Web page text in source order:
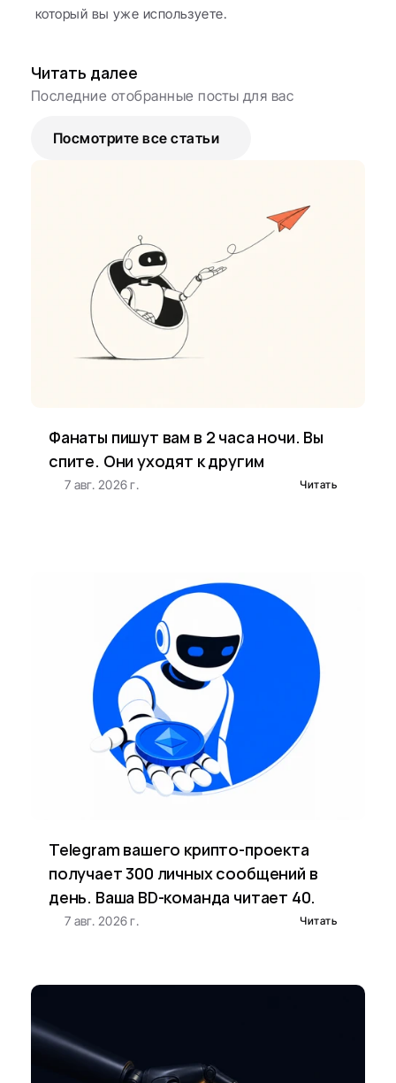
который вы уже используете.
Читать далее
Последние отобранные посты для вас
Посмотрите все статьи
Фанаты пишут вам в 2 часа ночи. Вы
спите. Они уходят к другим
7 авг. 2026 г. Читать
Telegram вашего крипто-проекта
получает 300 личных сообщений в
день. Ваша BD-команда читает 40.
7 авг. 2026 г. Читать